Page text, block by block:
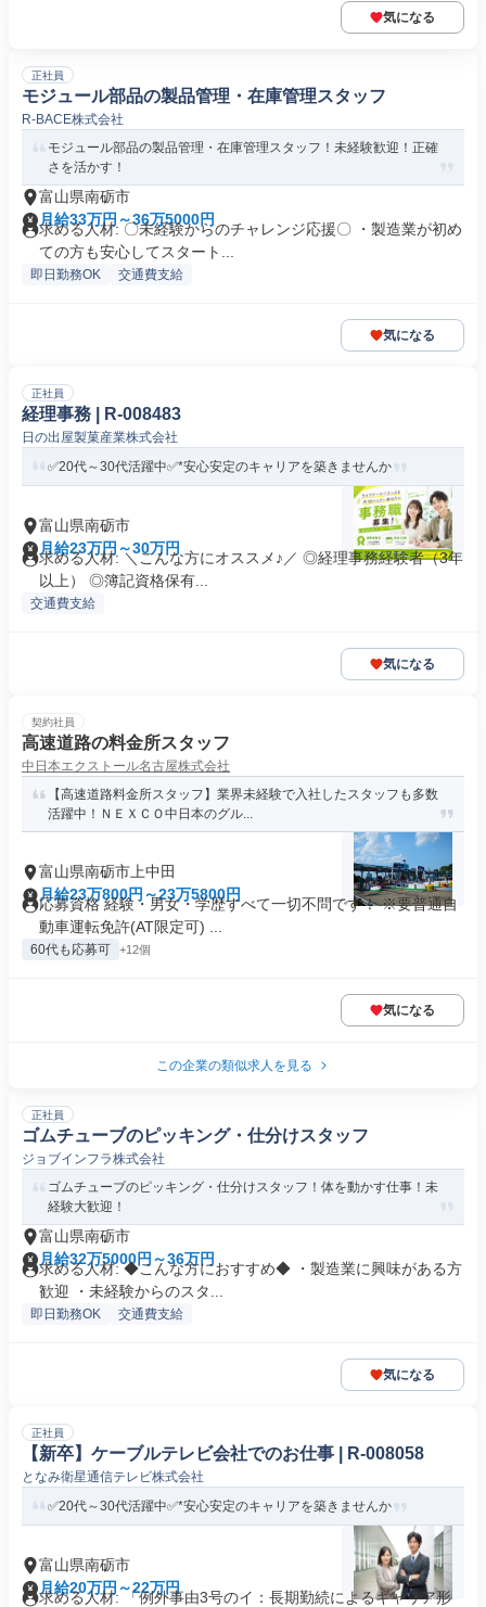
気になる
正社員
モジュール部品の製品管理・在庫管理スタッフ
R-BACE株式会社
モジュール部品の製品管理・在庫管理スタッフ！未経験歓迎！正確
さを活かす！
富山県南砺市
月給33万円～36万5000円
求める人材: 〇未経験からのチャレンジ応援〇 ・製造業が初め
ての方も安心してスタート...
即日勤務OK 交通費支給
気になる
正社員
経理事務 | R-008483
日の出屋製菓産業株式会社
✅20代～30代活躍中✅*安心安定のキャリアを築きませんか
富山県南砺市
月給23万円～30万円
求める人材: ＼こんな方にオススメ♪／ ◎経理事務経験者（3年
以上） ◎簿記資格保有...
交通費支給
気になる
契約社員
高速道路の料金所スタッフ
中日本エクストール名古屋株式会社
【高速道路料金所スタッフ】業界未経験で入社したスタッフも多数
活躍中！ＮＥＸＣＯ中日本のグル...
富山県南砺市上中田
月給23万800円～23万5800円
応募資格 経験・男女・学歴すべて一切不問です！ ※要普通自
動車運転免許(AT限定可) ...
60代も応募可 +12個
気になる
この企業の類似求人を見る
正社員
ゴムチューブのピッキング・仕分けスタッフ
ジョブインフラ株式会社
ゴムチューブのピッキング・仕分けスタッフ！体を動かす仕事！未
経験大歓迎！
富山県南砺市
月給32万5000円～36万円
求める人材: ◆こんな方におすすめ◆ ・製造業に興味がある方
歓迎 ・未経験からのスタ...
即日勤務OK 交通費支給
気になる
正社員
【新卒】ケーブルテレビ会社でのお仕事 | R-008058
となみ衛星通信テレビ株式会社
✅20代～30代活躍中✅*安心安定のキャリアを築きませんか
富山県南砺市
月給20万円～22万円
求める人材: 「例外事由3号のイ：長期勤続によるキャリア形